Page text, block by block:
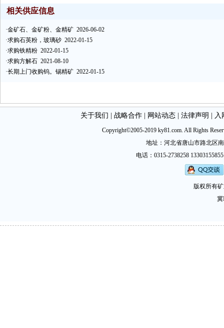
相关供应信息
·金矿石、金矿粉、金精矿 2026-06-02
·求购石英粉，玻璃砂 2022-01-15
·求购铁精粉 2022-01-15
·求购方解石 2021-08-10
·长期上门收购钨。锡精矿 2022-01-15
关于我们 战略合作| 网站动态| 法律声明 入
Copyright©2005-2019 ky81.com. All Rights
地址：河北省唐山市路北区
电话：0315-2738258
版权所有
冀